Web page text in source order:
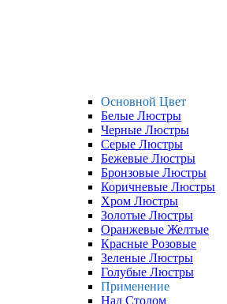
Основной Цвет
Белые Люстры
Черные Люстры
Серые Люстры
Бежевые Люстры
Бронзовые Люстры
Коричневые Люстры
Хром Люстры
Золотые Люстры
Оранжевые Желтые
Красные Розовые
Зеленые Люстры
Голубые Люстры
Применение
Над Столом